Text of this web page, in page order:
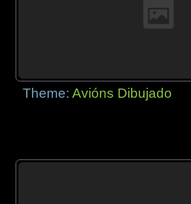
Theme:Avións Dibujado